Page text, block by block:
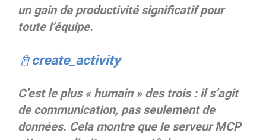
un gain de productivité significatif pour
toute l’équipe.
📓create_activity
C’est le plus « humain » des trois : il s’agit
de communication, pas seulement de
données. Cela montre que le serveur MCP